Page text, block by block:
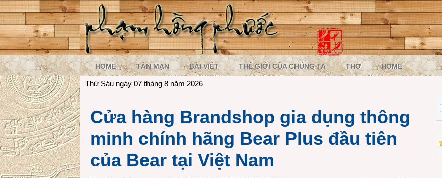
HOME TẢN MẠN BÀI VIẾT THẾ GIỚI CỦA CHÚNG TA THƠ HOME
Thứ Sáu ngày 07 tháng 8 năm 2026
Cửa hàng Brandshop gia dụng thông
minh chính hãng Bear Plus đầu tiên
của Bear tại Việt Nam